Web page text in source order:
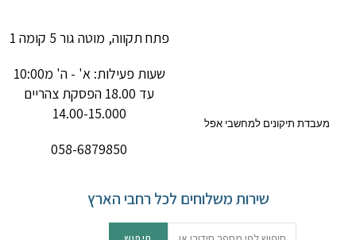
מעבדת תיקונים למחשבי אפל
פתח תקווה, מוטה גור 5 קומה 1
שעות פעילות: א' - ה' מ10:00
עד 18.00 הפסקת צהריים
14.00-15.000
058-6879850
שירות משלוחים לכל רחבי הארץ